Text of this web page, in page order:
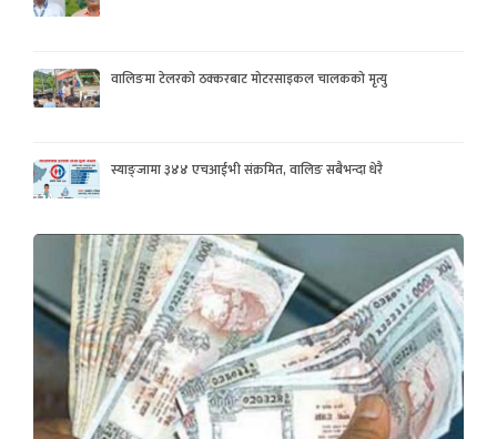
वालिङमा टेलरको ठक्करबाट मोटरसाइकल चालकको मृत्यु
स्याङ्जामा ३४४ एचआईभी संक्रमित, वालिङ सबैभन्दा धेरै